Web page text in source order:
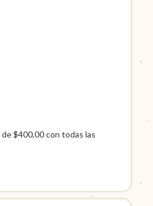
de$400,00con todas las